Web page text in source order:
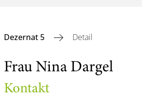
Dezernat 5 Detail
Frau Nina Dargel
Kontakt